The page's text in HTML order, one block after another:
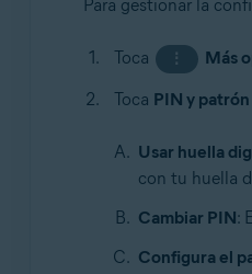
Para gestionar la
Toca ⋮ Más
Toca PIN y patrón
Usar huella
con tu huella
Cambiar PIN:
Configura el